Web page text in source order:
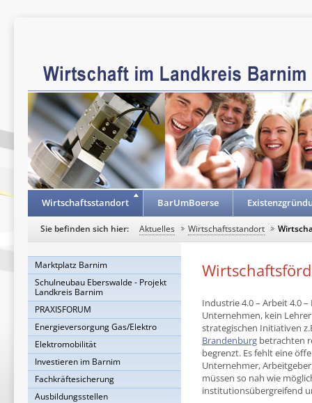
Wirtschaftsstandort BarUmBoerse
Sie befinden sich hier: Aktuelles Wirtschaftsstandort
Marktplatz Barnim
Schulneubau Eberswalde - Projekt
Landkreis Barnim
PRAXISFORUM
Energieversorgung Gas/Elektro
Elektromobilität
Investieren im Barnim
Fachkräftesicherung
Ausbildungsstellen
Industrie 4.0 – Arbeit 4.0
Unternehmen, kein
strategischen Initiativen
Brandenburg betrachten
begrenzt. Es fehlt eine
Unternehmer,
müssen so nah wie
institutionsübergreifend